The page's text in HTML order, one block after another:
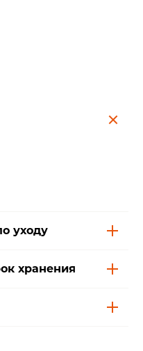
уходу
хранения